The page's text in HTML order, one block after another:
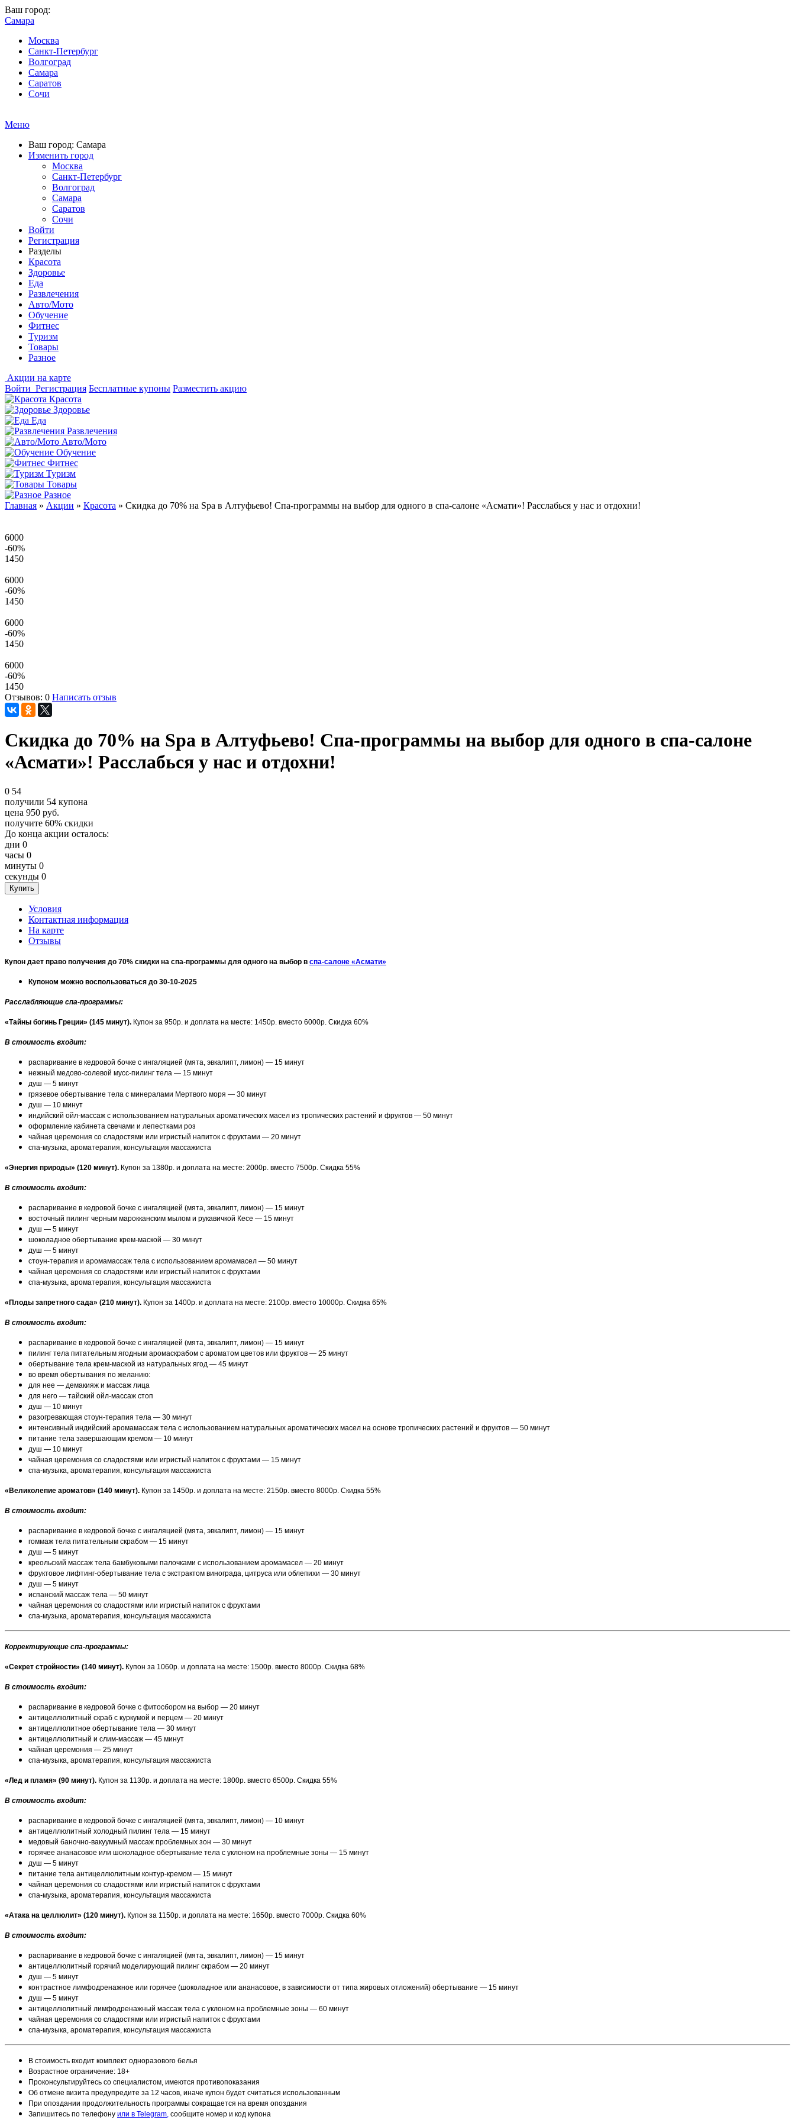
Ваш город:
Самара
Москва
Санкт-Петербург
Волгоград
Самара
Саратов
Сочи
Меню
Ваш город: Самара
Изменить город
Москва
Санкт-Петербург
Волгоград
Самара
Саратов
Сочи
Войти
Регистрация
Разделы
Красота
Здоровье
Еда
Развлечения
Авто/Мото
Обучение
Фитнес
Туризм
Товары
Разное
Акции на карте
Войти Регистрация Бесплатные купоны Разместить акцию
Красота
Здоровье
Еда
Развлечения
Авто/Мото
Обучение
Фитнес
Туризм
Товары
Разное
Главная » Акции » Красота » Скидка до 70% на Spa в Алтуфьево! Спа-программы на выбор для одного в спа-салоне «Асмати»! Расслабься у нас и отдохни!
6000
-60%
1450
6000
-60%
1450
6000
-60%
1450
6000
-60%
1450
Отзывов: 0 Написать отзыв
Скидка до 70% на Spa в Алтуфьево! Спа-программы на выбор для одного в спа-салоне
«Асмати»! Расслабься у нас и отдохни!
0 54
получили 54 купона
цена 950 руб.
получите 60% скидки
До конца акции осталось:
дни 0
часы 0
минуты 0
секунды 0
Условия
Контактная информация
На карте
Отзывы
Купон дает право получения до 70% скидки на спа-программы для одного на выбор в спа-салоне «Асмати»
Купоном можно воспользоваться до 30-10-2025
Расслабляющие спа-программы:
«Тайны богинь Греции» (145 минут). Купон за 950р. и доплата на месте: 1450р. вместо 6000р. Скидка 60%
В стоимость входит:
распаривание в кедровой бочке с ингаляцией (мята, эвкалипт, лимон) — 15 минут
нежный медово-солевой мусс-пилинг тела — 15 минут
душ — 5 минут
грязевое обертывание тела с минералами Мертвого моря — 30 минут
душ — 10 минут
индийский ойл-массаж с использованием натуральных ароматических масел из тропических растений и фруктов — 50 минут
оформление кабинета свечами и лепестками роз
чайная церемония со сладостями или игристый напиток с фруктами — 20 минут
спа-музыка, ароматерапия, консультация массажиста
«Энергия природы» (120 минут). Купон за 1380р. и доплата на месте: 2000р. вместо 7500р. Скидка 55%
В стоимость входит:
распаривание в кедровой бочке с ингаляцией (мята, эвкалипт, лимон) — 15 минут
восточный пилинг черным марокканским мылом и рукавичкой Кесе — 15 минут
душ — 5 минут
шоколадное обертывание крем-маской — 30 минут
душ — 5 минут
стоун-терапия и аромамассаж тела с использованием аромамасел — 50 минут
чайная церемония со сладостями или игристый напиток с фруктами
спа-музыка, ароматерапия, консультация массажиста
«Плоды запретного сада» (210 минут). Купон за 1400р. и доплата на месте: 2100р. вместо 10000р. Скидка 65%
В стоимость входит:
распаривание в кедровой бочке с ингаляцией (мята, эвкалипт, лимон) — 15 минут
пилинг тела питательным ягодным аромаскрабом с ароматом цветов или фруктов — 25 минут
обертывание тела крем-маской из натуральных ягод — 45 минут
во время обертывания по желанию:
для нее — демакияж и массаж лица
для него — тайский ойл-массаж стоп
душ — 10 минут
разогревающая стоун-терапия тела — 30 минут
интенсивный индийский аромамассаж тела с использованием натуральных ароматических масел на основе тропических растений и фруктов — 50 минут
питание тела завершающим кремом — 10 минут
душ — 10 минут
чайная церемония со сладостями или игристый напиток с фруктами — 15 минут
спа-музыка, ароматерапия, консультация массажиста
«Великолепие ароматов» (140 минут). Купон за 1450р. и доплата на месте: 2150р. вместо 8000р. Скидка 55%
В стоимость входит:
распаривание в кедровой бочке с ингаляцией (мята, эвкалипт, лимон) — 15 минут
гоммаж тела питательным скрабом — 15 минут
душ — 5 минут
креольский массаж тела бамбуковыми палочками с использованием аромамасел — 20 минут
фруктовое лифтинг-обертывание тела с экстрактом винограда, цитруса или облепихи — 30 минут
душ — 5 минут
испанский массаж тела — 50 минут
чайная церемония со сладостями или игристый напиток с фруктами
спа-музыка, ароматерапия, консультация массажиста
Корректирующие спа-программы:
«Секрет стройности» (140 минут). Купон за 1060р. и доплата на месте: 1500р. вместо 8000р. Скидка 68%
В стоимость входит:
распаривание в кедровой бочке с фитосбором на выбор — 20 минут
антицеллюлитный скраб с куркумой и перцем — 20 минут
антицеллюлитное обертывание тела — 30 минут
антицеллюлитный и слим-массаж — 45 минут
чайная церемония — 25 минут
спа-музыка, ароматерапия, консультация массажиста
«Лед и пламя» (90 минут). Купон за 1130р. и доплата на месте: 1800р. вместо 6500р. Скидка 55%
В стоимость входит:
распаривание в кедровой бочке с ингаляцией (мята, эвкалипт, лимон) — 10 минут
антицеллюлитный холодный пилинг тела — 15 минут
медовый баночно-вакуумный массаж проблемных зон — 30 минут
горячее ананасовое или шоколадное обертывание тела с уклоном на проблемные зоны — 15 минут
душ — 5 минут
питание тела антицеллюлитным контур-кремом — 15 минут
чайная церемония со сладостями или игристый напиток с фруктами
спа-музыка, ароматерапия, консультация массажиста
«Атака на целлюлит» (120 минут). Купон за 1150р. и доплата на месте: 1650р. вместо 7000р. Скидка 60%
В стоимость входит:
распаривание в кедровой бочке с ингаляцией (мята, эвкалипт, лимон) — 15 минут
антицеллюлитный горячий моделирующий пилинг скрабом — 20 минут
душ — 5 минут
контрастное лимфодренажное или горячее (шоколадное или ананасовое, в зависимости от типа жировых отложений) обертывание — 15 минут
душ — 5 минут
антицеллюлитный лимфодренажный массаж тела с уклоном на проблемные зоны — 60 минут
чайная церемония со сладостями или игристый напиток с фруктами
спа-музыка, ароматерапия, консультация массажиста
В стоимость входит комплект одноразового белья
Возрастное ограничение: 18+
Проконсультируйтесь со специалистом, имеются противопоказания
Об отмене визита предупредите за 12 часов, иначе купон будет считаться использованным
При опоздании продолжительность программы сокращается на время опоздания
Запишитесь по телефону или в Telegram, сообщите номер и код купона